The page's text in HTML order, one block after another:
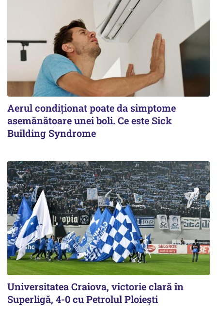
Aerul condiționat poate da simptome
asemănătoare unei boli. Ce este Sick
Building Syndrome
Universitatea Craiova, victorie clară în
Superligă, 4-0 cu Petrolul Ploieşti